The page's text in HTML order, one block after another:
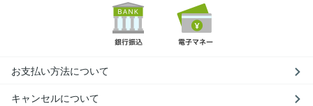
お支払い方法について
キャンセルについて